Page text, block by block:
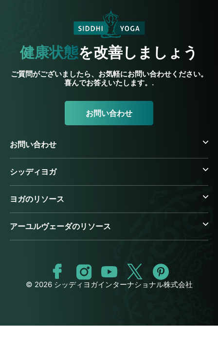
健康状態を改善しましょう
ご質問がございましたら、お気軽にお問い合わせください。
喜んでお答えいたします。.
お問い合わせ
お問い合わせ
シッディヨガ
ヨガのリソース
アーユルヴェーダのリソース
© 2026 シッディヨガインターナショナル株式会社